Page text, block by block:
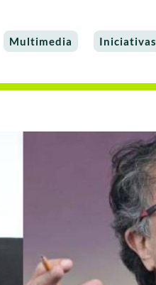
Multimedia Iniciativas